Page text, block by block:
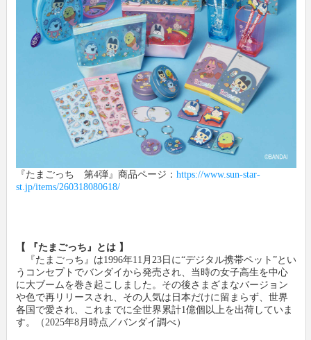
プライバシーポリシー
『たまごっち 第4弾』商品ページ： https://www.sun-star-
st.jp/items/260318080618/
【 『たまごっち』とは 】
『たまごっち』は1996年11月23日に“デジタル携帯ペット”とい
うコンセプトでバンダイから発売され、当時の女子高生を中心
に大ブームを巻き起こしました。その後さまざまなバージョン
や色で再リリースされ、その人気は日本だけに留まらず、世界
各国で愛され、これまでに全世界累計1億個以上を出荷していま
す。（2025年8月時点／バンダイ調べ）